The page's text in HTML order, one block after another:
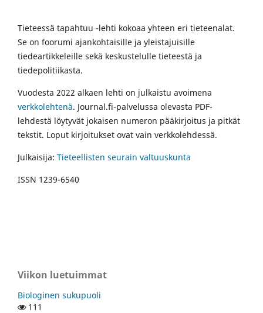
Tieteessä tapahtuu -lehti kokoaa yhteen eri tieteenalat.
Se on foorumi ajankohtaisille ja yleistajuisille
tiedeartikkeleille sekä keskustelulle tieteestä ja
tiedepolitiikasta.
Vuodesta 2022 alkaen lehti on julkaistu avoimena
verkkolehtenä. Journal.fi-palvelussa olevasta PDF-
lehdestä löytyvät jokaisen numeron pääkirjoitus ja pitkät
tekstit. Loput kirjoitukset ovat vain verkkolehdessä.
Julkaisija: Tieteellisten seurain valtuuskunta
ISSN 1239-6540
Viikon luetuimmat
Biologinen sukupuoli
111